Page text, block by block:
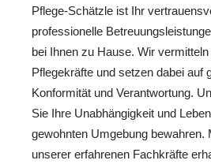
Pflege-Schätzle ist Ihr
professionelle
bei Ihnen zu Hause. Wir
Pflegekräfte und setzen dabei auf
Konformität und Verantwortung.
Sie Ihre Unabhängigkeit und
gewohnten Umgebung bewahren.
unserer erfahrenen Fachkräfte